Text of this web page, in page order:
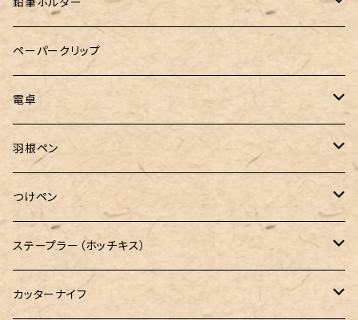
LOGステーショナリー
ペーパークリップ
電卓
CASIO（カシオ）
羽根ペン
ボルトレッティ
ルビナート
つけペン
ボルトレッティ
ステープラー（ホッチキス）
エルカスコ
カッターナイフ